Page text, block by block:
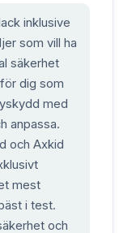
inklusive
som vill ha
säkerhet
dig som
med
anpassa.
och Axkid
mest
i test.
och